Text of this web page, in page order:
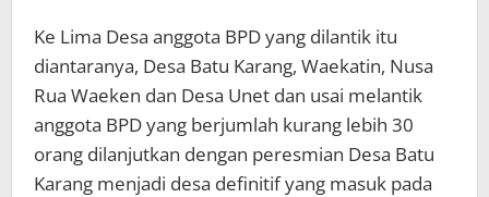
Ke Lima Desa anggota BPD yang dilantik itu
diantaranya, Desa Batu Karang, Waekatin, Nusa
Rua Waeken dan Desa Unet dan usai melantik
anggota BPD yang berjumlah kurang lebih 30
orang dilanjutkan dengan peresmian Desa Batu
Karang menjadi desa definitif yang masuk pada